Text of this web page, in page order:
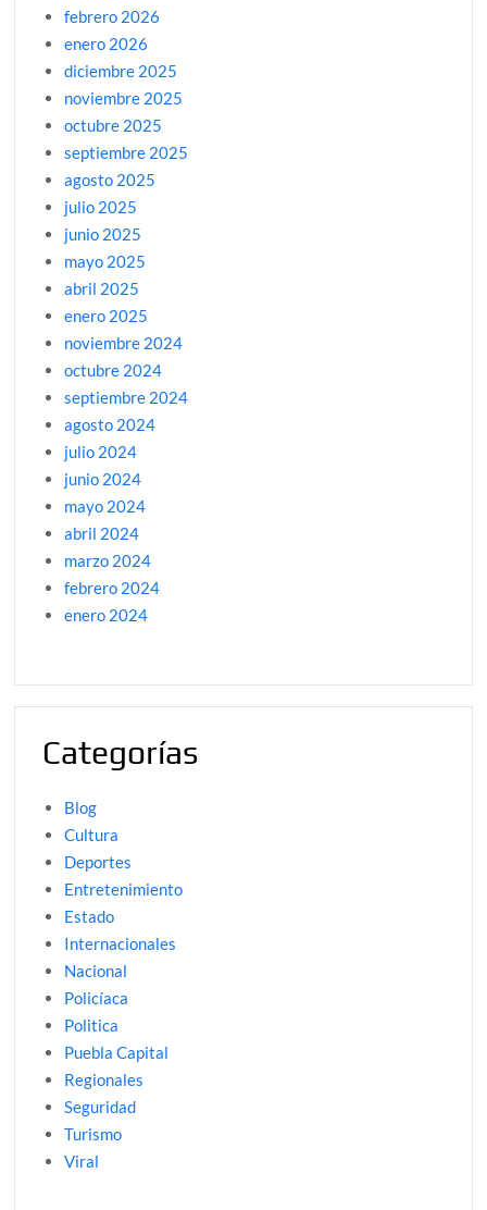
febrero 2026
enero 2026
diciembre 2025
noviembre 2025
octubre 2025
septiembre 2025
agosto 2025
julio 2025
junio 2025
mayo 2025
abril 2025
enero 2025
noviembre 2024
octubre 2024
septiembre 2024
agosto 2024
julio 2024
junio 2024
mayo 2024
abril 2024
marzo 2024
febrero 2024
enero 2024
Categorías
Blog
Cultura
Deportes
Entretenimiento
Estado
Internacionales
Nacional
Policíaca
Politica
Puebla Capital
Regionales
Seguridad
Turismo
Viral